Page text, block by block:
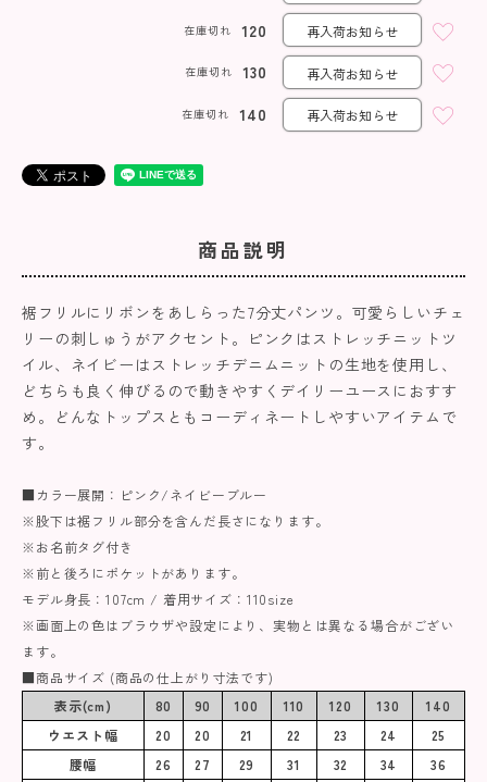
120
在庫切れ 再入荷お知らせ
130
在庫切れ 再入荷お知らせ
140
在庫切れ 再入荷お知らせ
商品説明
裾フリルにリボンをあしらった7分丈パンツ。可愛らしいチェ
リーの刺しゅうがアクセント。ピンクはストレッチニットツ
イル、ネイビーはストレッチデニムニットの生地を使用し、
どちらも良く伸びるので動きやすくデイリーユースにおすす
め。どんなトップスともコーディネートしやすいアイテムで
す。
■カラー展開：ピンク/ネイビーブルー
※股下は裾フリル部分を含んだ長さになります。
※お名前タグ付き
※前と後ろにポケットがあります。
モデル身長：107cm / 着用サイズ：110size
※画面上の色はブラウザや設定により、実物とは異なる場合がござい
ます。
■商品サイズ (商品の仕上がり寸法です)
表示(cm)
80 90 100 110 120 130
140
ウエスト幅
20 20 21 22 23 24
25
腰幅
26 27 29 31 32 34
36